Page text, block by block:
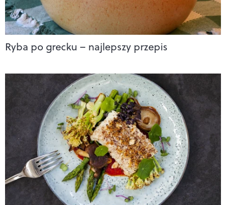
Ryba po grecku – najlepszy przepis